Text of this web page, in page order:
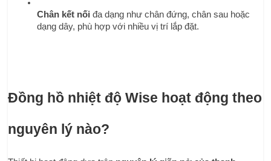
Chân kết nối đa dạng như chân đứng, chân sau hoặc
dạng dây, phù hợp với nhiều vị trí lắp đặt.
Đồng hồ nhiệt độ Wise hoạt động theo
nguyên lý nào?